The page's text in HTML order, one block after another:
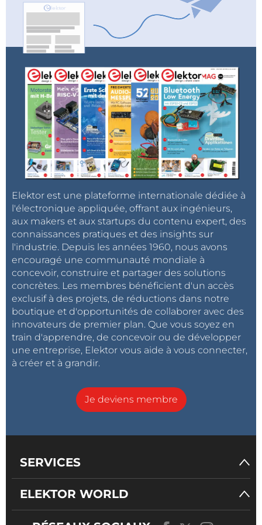
Elektor est une plateforme internationale dédiée à
l'électronique appliquée, offrant aux ingénieurs,
aux makers et aux startups du contenu expert, des
connaissances pratiques et des insights sur
l'industrie. Depuis les années 1960, nous avons
encouragé une communauté mondiale à
concevoir, construire et partager des solutions
concrètes. Les membres bénéficient d'un accès
exclusif à des projets, de réductions dans notre
boutique et d'opportunités de collaborer avec des
innovateurs de premier plan. Que vous soyez en
train d'apprendre, de concevoir ou de développer
une entreprise, Elektor vous aide à vous connecter,
à créer et à grandir.
Je deviens membre
SERVICES
ELEKTOR WORLD